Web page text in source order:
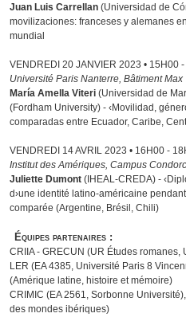
Juan Luis Carrellan (Universidad de
movilizaciones: franceses y alemanes
mundial
VENDREDI 20 JANVIER 2023 • 15H00
Université Paris Nanterre, Bâtiment
María AmelIa Viteri (Universidad de
(Fordham University) - ‹Movilidad,
comparadas entre Ecuador, Caribe,
VENDREDI 14 AVRIL 2023 • 16H00 -
Institut des Amériques, Campus
Juliette Dumont (IHEAL-CREDA) -
d›une identité latino-américaine
comparée (Argentine, Brésil, Chili)
Équipes partenaires :
CRIIA - GRECUN (UR Études romanes,
LER (EA 4385, Université Paris 8
(Amérique latine, histoire et mémoire)
CRIMIC (EA 2561, Sorbonne
des mondes ibériques)